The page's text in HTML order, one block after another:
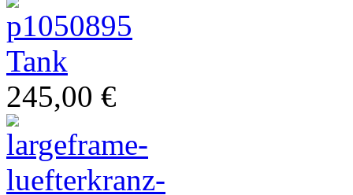
Ihr Spezialist für italienische Zweiräder
Tank
245,00 €